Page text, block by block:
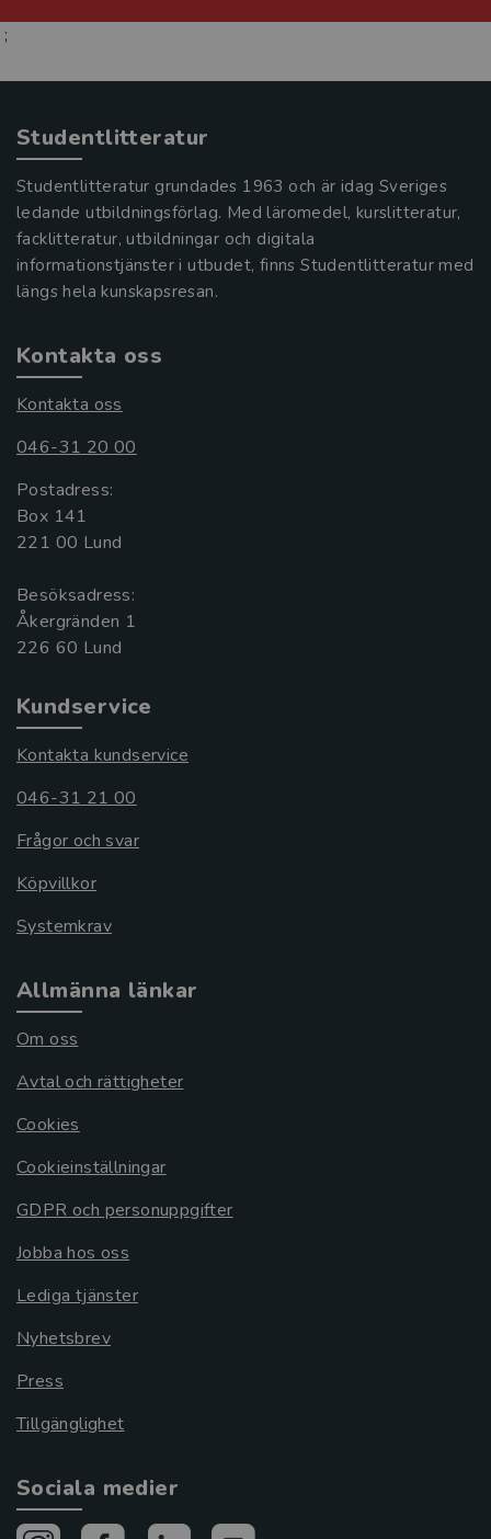
;
Studentlitteratur
Studentlitteratur grundades 1963 och är idag Sveriges
ledande utbildningsförlag. Med läromedel, kurslitteratur,
facklitteratur, utbildningar och digitala
informationstjänster i utbudet, finns Studentlitteratur med
längs hela kunskapsresan.
Kontakta oss
Kontakta oss
046-31 20 00
Postadress:
Box 141
221 00 Lund
Besöksadress:
Åkergränden 1
Kundservice
Kontakta kundservice
046-31 21 00
Frågor och svar
Köpvillkor
Systemkrav
Allmänna länkar
Om oss
Avtal och rättigheter
Cookies
Cookieinställningar
GDPR och personuppgifter
Jobba hos oss
Lediga tjänster
Nyhetsbrev
Press
Tillgänglighet
Sociala medier